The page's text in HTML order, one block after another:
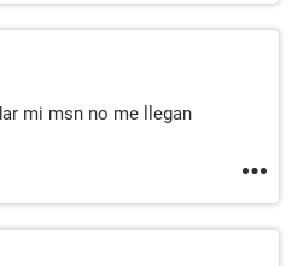
mi msn no me llegan